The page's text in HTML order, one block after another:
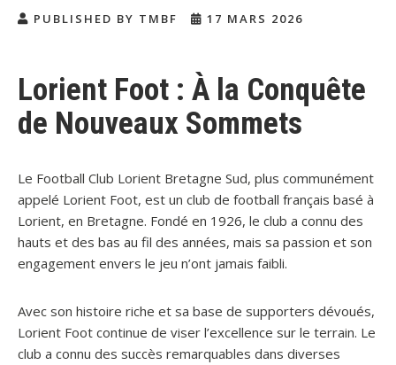
PUBLISHED BY TMBF 17 MARS 2026
Lorient Foot : À la Conquête
de Nouveaux Sommets
Le Football Club Lorient Bretagne Sud, plus communément
appelé Lorient Foot, est un club de football français basé à
Lorient, en Bretagne. Fondé en 1926, le club a connu des
hauts et des bas au fil des années, mais sa passion et son
engagement envers le jeu n’ont jamais faibli.
Avec son histoire riche et sa base de supporters dévoués,
Lorient Foot continue de viser l’excellence sur le terrain. Le
club a connu des succès remarquables dans diverses